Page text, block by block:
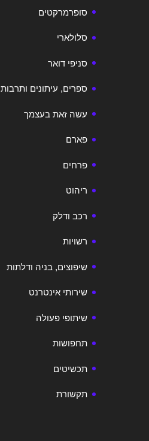
סופרמרקטים
סלולארי
סניפי דואר
ספרים, עיתונים ותרבות
עשה זאת בעצמך
פארם
פרחים
ריהוט
רכב ודלק
רשויות
שיפוצים, בניה ודלתות
שירותי אינטרנט
שיתופי פעולה
תחפושות
תכשיטים
תקשורת